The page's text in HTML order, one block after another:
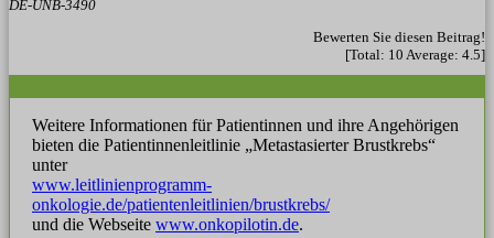
DE-UNB-3490
Bewerten Sie diesen Beitrag!
[Total: 10 Average: 4.5]
Weitere Informationen für Patientinnen und ihre Angehörigen
bieten die Patientinnenleitlinie „Metastasierter Brustkrebs“
unter
www.leitlinienprogramm-
onkologie.de/patientenleitlinien/brustkrebs/
und die Webseite www.onkopilotin.de.